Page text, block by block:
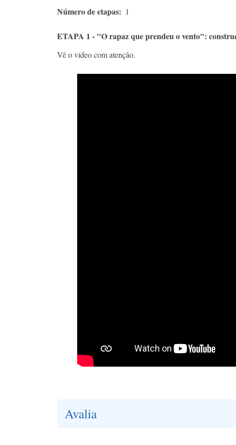
Número de etapas 1
ETAPA 1 - "O rapaz que prendeu o vento":
Vê o vídeo com atenção.
Avalia